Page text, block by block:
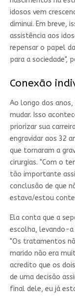
idosos vem
diminui. Em breve,
assistência aos
repensar o papel
para a sociedade",
Conexão
Ao longo dos
mudar. Isso
priorizar sua
engravidar aos 32
que tornaram a
cirurgias. "Com o
tão importante
conclusão de que
estava/estou
Ela conta que a
escolha, levando-a
"Os tratamentos
marido não era
acredito que os
de uma decisão
final dele, eu já